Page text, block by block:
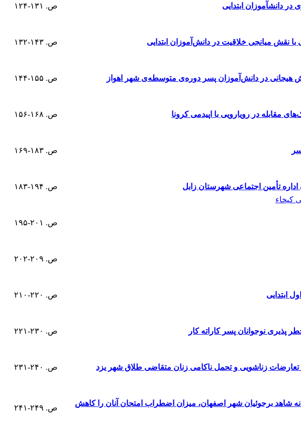
ص. ۱۳۱-۱۲۴
نقش میانجی خلاقیت در دانش‌آموزان ابتدایی
ص. ۱۴۳-۱۳۲
هیجانی در دانش‌آموزان پسر دوره‌ی متوسطه‌ی شهر اهواز
ص. ۱۵۵-۱۴۴
مقابله در رویارویی با اپیدمی کرونا
ص. ۱۶۸-۱۵۶
ص. ۱۸۳-۱۶۹
تأمین اجتماعی شهرستان زابل
ص. ۱۹۴-۱۸۳
کیخاء
ص. ۲۰۱-۱۹۵
ص. ۲۰۹-۲۰۲
ابتدایی
ص. ۲۲۰-۲۱۰
نوجوانان پسر کاراته کار
ص. ۲۳۰-۲۲۱
زناشویی و تحمل ناکامی زنان متقاضی طلاق شهر یزد
ص. ۲۴۰-۲۳۱
شاهد برجوئیان شهر اصفهان، میزان اضطراب امتحان آنان را کاهش
ص. ۲۴۹-۲۴۱